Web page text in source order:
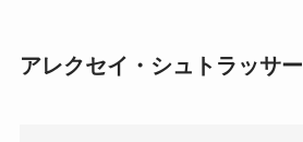
アレクセイ・シュトラッサー